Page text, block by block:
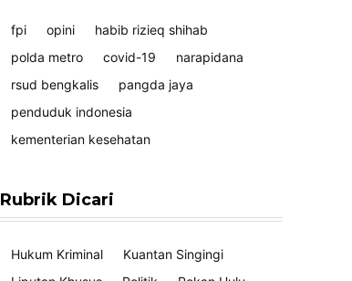
fpi opini
habib rizieq shihab
polda metro
covid-19
narapidana
rsud bengkalis
pangda jaya
penduduk indonesia
kementerian kesehatan
Rubrik Dicari
Hukum Kriminal
Kuantan Singingi